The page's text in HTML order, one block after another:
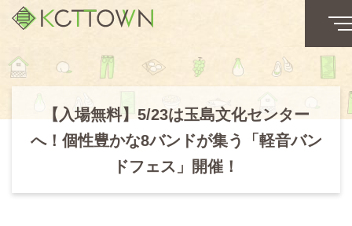
【入場無料】5/23は玉島文化センター
へ！個性豊かな8バンドが集う「軽音バン
ドフェス」開催！